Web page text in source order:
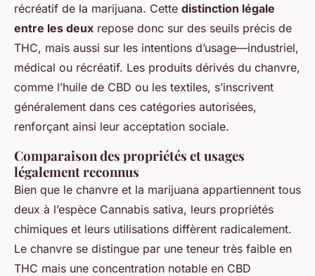
récréatif de la marijuana. Cette distinction légale
entre les deux repose donc sur des seuils précis de
THC, mais aussi sur les intentions d’usage—industriel,
médical ou récréatif. Les produits dérivés du chanvre,
comme l’huile de CBD ou les textiles, s’inscrivent
généralement dans ces catégories autorisées,
renforçant ainsi leur acceptation sociale.
Comparaison des propriétés et usages
légalement reconnus
Bien que le chanvre et la marijuana appartiennent tous
deux à l’espèce Cannabis sativa, leurs propriétés
chimiques et leurs utilisations diffèrent radicalement.
Le chanvre se distingue par une teneur très faible en
THC mais une concentration notable en CBD